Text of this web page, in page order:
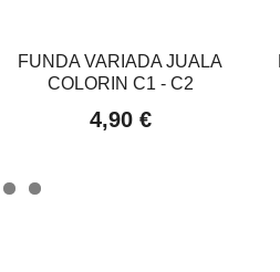
FUNDA VARIADA JUALA
COLORIN C1 - C2
4,90 €